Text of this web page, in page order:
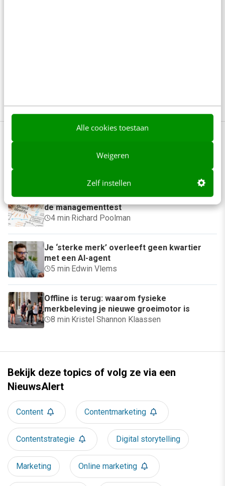
Alle cookies toestaan
Weigeren
Zelf instellen
Anderen lezen ook
Denk je dat je positionering helder is? Doe
de managementtest
4 min·Richard Poolman
Je ‘sterke merk’ overleeft geen kwartier
met een AI-agent
5 min·Edwin Vlems
Offline is terug: waarom fysieke
merkbeleving je nieuwe groeimotor is
8 min·Kristel Shannon Klaassen
Bekijk deze topics of volg ze via een
NieuwsAlert
Content Contentmarketing
Contentstrategie Digital storytelling
Marketing Online marketing